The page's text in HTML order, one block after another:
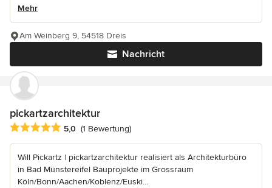
Mehr
Nachricht
Am Weinberg 9, 54518 Dreis
pickartzarchitektur
Durchschnittliche Bewertung: 5 von 5 Sternen
5,0 (1 Bewertung)
Will Pickartz | pickartzarchitektur realisiert als Architekturbüro
in Bad Münstereifel Bauprojekte im Grossraum
Köln/Bonn/Aachen/Koblenz/Euski...